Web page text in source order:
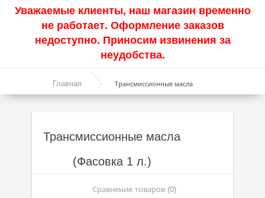
Актуальные продукты
Акции
Синтетические масла
Минеральные масла
Масло с молибденом
Линейка масел Molygen
Уважаемые клиенты, наш магазин временно
не работает. Оформление заказов
недоступно. Приносим извинения за
неудобства.
Главная Трансмиссионные масла
Трансмиссионные масла
(Фасовка 1 л.)
Сравнение товаров (0)